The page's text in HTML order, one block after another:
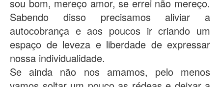
sou bom, mereço amor, se errei não mereço.
Sabendo disso precisamos aliviar a
autocobrança e aos poucos ir criando um
espaço de leveza e liberdade de expressar
nossa individualidade.
Se ainda não nos amamos, pelo menos